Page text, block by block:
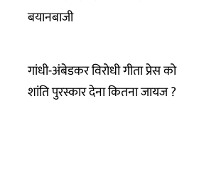
बयानबाजी
गांधी-अंबेडकर विरोधी गीता प्रेस को
शांति पुरस्कार देना कितना जायज ?